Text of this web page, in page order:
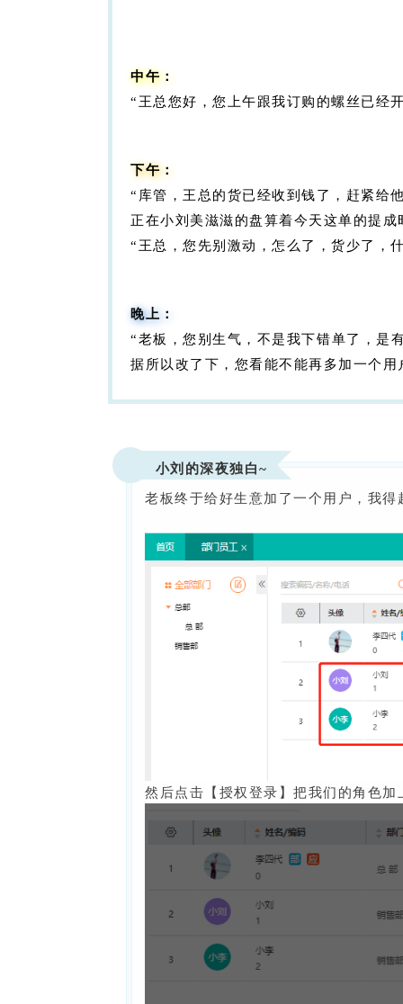
中午：
“王总您好，您上午跟我订购的螺丝已经
下午：
“库管，王总的货已经收到钱了，赶紧给
正在小刘美滋滋的盘算着今天这单的提
“王总，您先别激动，怎么了，货少了，
晚上：
“老板，您别生气，不是我下错单了，是
据所以改了下，您看能不能再多加一个
小刘的深夜独白~
老板终于给好生意加了一个用户，我得
然后点击【授权登录】把我们的角色加